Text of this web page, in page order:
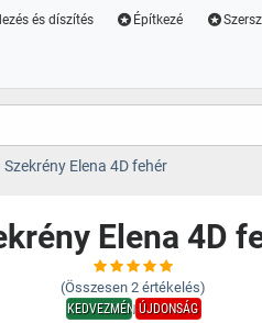
és díszítés Építkezé
Szekrény Elena 4D fehér
Elena 4D
(Összesen 2 értékelés)
KEDVEZMÉNYÚJDONSÁG